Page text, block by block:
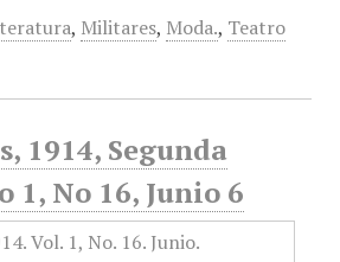
, Militares, Moda., Teatro
1914, Segunda
1, No 16, Junio 6